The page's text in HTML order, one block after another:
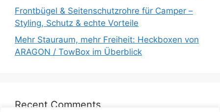
Frontbügel & Seitenschutzrohre für Camper –
Styling, Schutz & echte Vorteile
Mehr Stauraum, mehr Freiheit: Heckboxen von
ARAGON / TowBox im Überblick
Recent Comments